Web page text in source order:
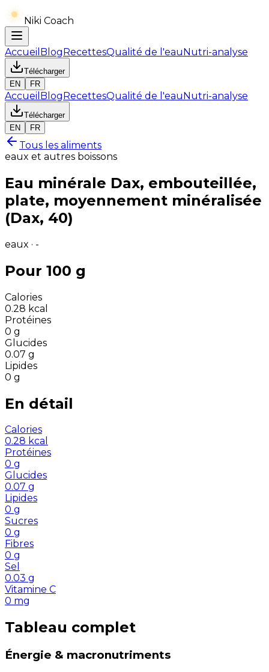
Niki Coach
Accueil BlogRecettesQualité de l'eauNutri-analyse
Télécharger
EN
FR
Accueil BlogRecettesQualité de l'eauNutri-analyse
Télécharger
EN
FR
Tous les aliments
eaux et autres boissons
Eau minérale Dax, embouteillée,
plate, moyennement minéralisée
(Dax, 40)
eaux · -
Pour 100 g
Calories
0.28 kcal
Protéines
0 g
Glucides
0.07 g
Lipides
0 g
En détail
Calories
0.28 kcal
Protéines
0 g
Glucides
0.07 g
Lipides
0 g
Sucres
0 g
Fibres
0 g
Sel
0.03 g
Vitamine C
0 mg
Tableau complet
Énergie & macronutriments